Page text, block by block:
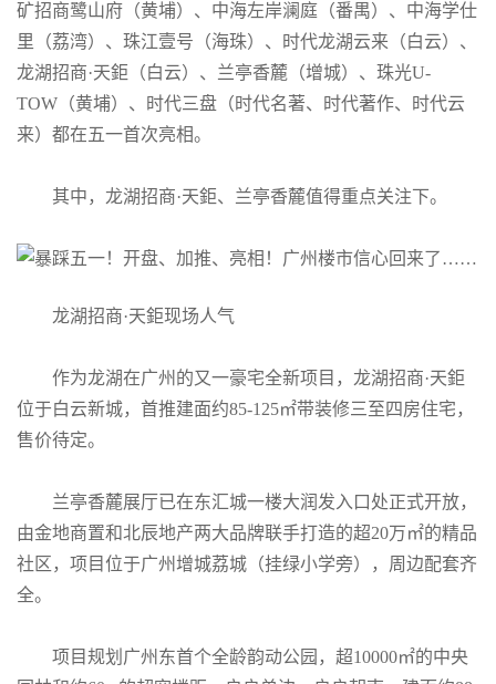
矿招商鹭山府（黄埔）、中海左岸澜庭（番禺）、中海学仕
里（荔湾）、珠江壹号（海珠）、时代龙湖云来（白云）、
龙湖招商·天鉅（白云）、兰亭香麓（增城）、珠光U-
TOW（黄埔）、时代三盘（时代名著、时代著作、时代云
来）都在五一首次亮相。
其中，龙湖招商·天鉅、兰亭香麓值得重点关注下。
龙湖招商·天鉅现场人气
作为龙湖在广州的又一豪宅全新项目，龙湖招商·天鉅
位于白云新城，首推建面约85-125㎡带装修三至四房住宅，
售价待定。
兰亭香麓展厅已在东汇城一楼大润发入口处正式开放，
由金地商置和北辰地产两大品牌联手打造的超20万㎡的精品
社区，项目位于广州增城荔城（挂绿小学旁），周边配套齐
全。
项目规划广州东首个全龄韵动公园，超10000㎡的中央